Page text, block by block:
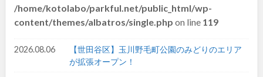
岡山
/home/kotolabo/parkful.net/public_html/wp-
content/themes/albatros/single.php on line 119
2026.08.06
【世田谷区】玉川野毛町公園のみどりのエリア
が拡張オープン！